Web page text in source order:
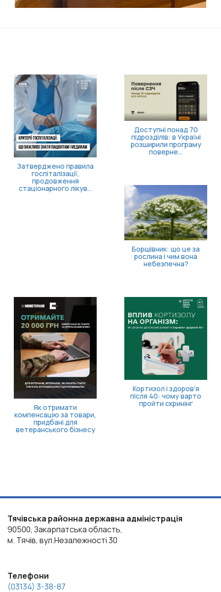
Затверджено правила
госпіталізації,
продовження
стаціонарного лікув...
Доступні понад 70
підрозділів: в Україні
розширили програму
поверне...
Борщівник: що це за
рослина і чим вона
небезпечна?
Як отримати
компенсацію за товари,
придбані для
ветеранського бізнесу
Кортизол і здоров’я
після 40: чому варто
пройти скринінг
Тячівська районна державна адміністрація
90500, Закарпатська область,
м. Тячів, вул.Незалежності 30
Телефони
(03134) 3-38-87